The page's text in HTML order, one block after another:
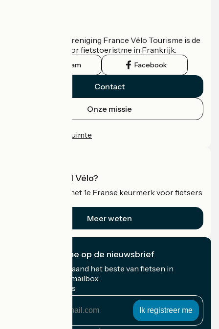
De nationale vereniging France Vélo Tourisme is de
officiële gids voor fietstoeristme in Frankrijk.
Instagram Facebook
Contact
Onze missie
Professionele ruimte
Wat is Accueil Vélo?
Accueil Vélo is het 1e Franse keurmerk voor fietsers
Meer weten
Ik abonneer me op de nieuwsbrief
Ontvang elke maand het beste van fietsen in
Frankrijk in uw mailbox.
Mijn e-mailadres